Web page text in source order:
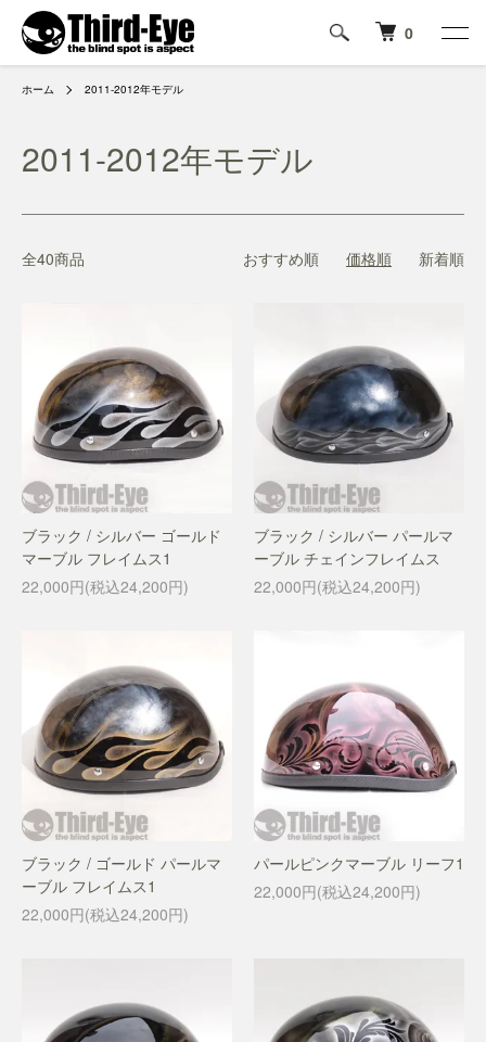
0
ホーム 2011-2012年モデル
2011-2012年モデル
全40商品 おすすめ順 価格順 新着順
ブラック / シルバー ゴールド
マーブル フレイムス1
22,000円(税込24,200円)
ブラック / シルバー パールマ
ーブル チェインフレイムス
22,000円(税込24,200円)
ブラック / ゴールド パールマ
ーブル フレイムス1
22,000円(税込24,200円)
パールピンクマーブル リーフ1
22,000円(税込24,200円)